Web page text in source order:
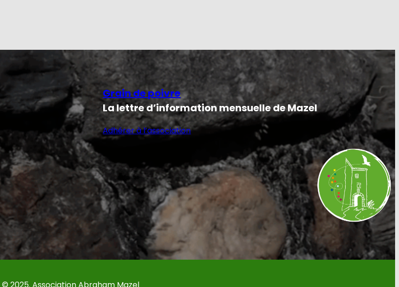
Grain de poivre
La lettre d’information mensuelle de Mazel
Adhérer à l’association
© 2025. Association Abraham Mazel